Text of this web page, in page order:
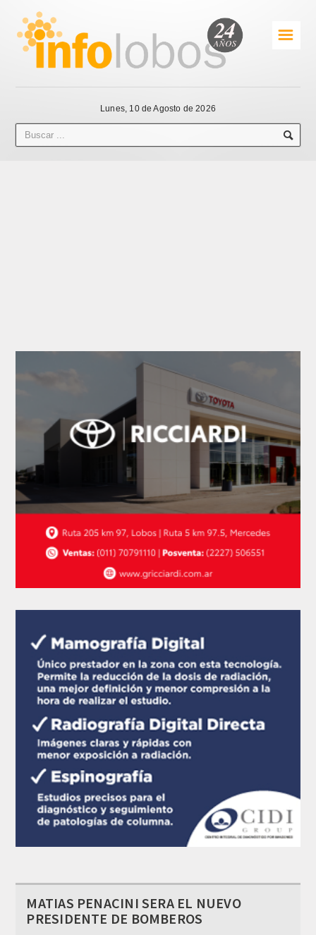
☰
Lunes, 10 de Agosto de 2026
MATIAS PENACINI SERA EL NUEVO
PRESIDENTE DE BOMBEROS